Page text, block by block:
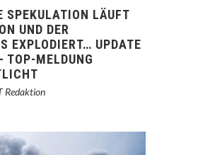
SPEKULATION LÄUFT J
UND DER A
UPDATE 1
MELDUNG V
Redaktion